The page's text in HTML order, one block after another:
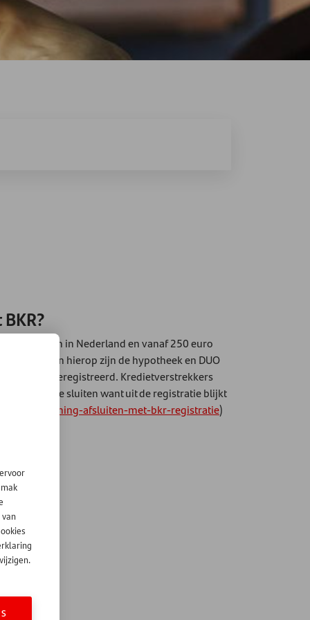
en banken in Nederland en vanaf 250 euro
hierop zijn de hypotheek en DUO
bij BKR geregistreerd. Kredietverstrekkers
lening af te sluiten want uit de registratie blijkt
lenen/lening-afsluiten-met-bkr-registratie)